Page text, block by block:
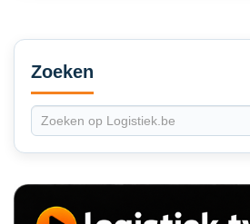
Secondary
Sidebar
Zoeken